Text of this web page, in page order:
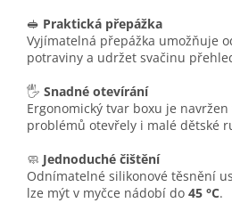
🥪 Praktická přepážka
Vyjímatelná přepážka umožňuje
potraviny a udržet svačinu
🖐️ Snadné otevírání
Ergonomický tvar boxu je
problémů otevřely i malé dětské
🧼 Jednoduché čištění
Odnímatelné silikonové těsnění
lze mýt v myčce nádobí do 45 °C.